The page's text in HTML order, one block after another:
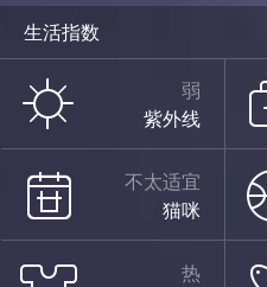
生活指数
弱
紫外线
不太适宜
猫咪
热